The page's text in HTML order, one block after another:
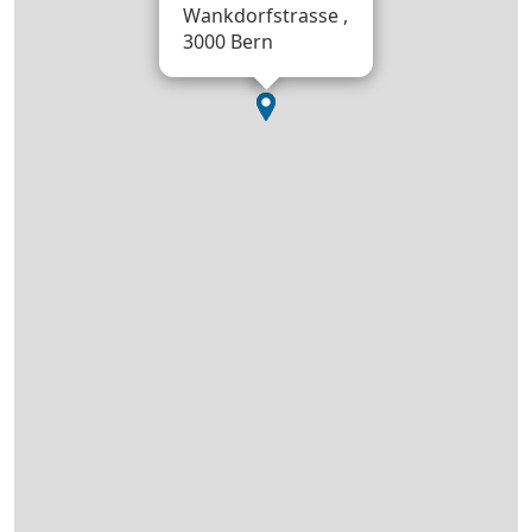
Wankdorfstrasse ,
3000 Bern